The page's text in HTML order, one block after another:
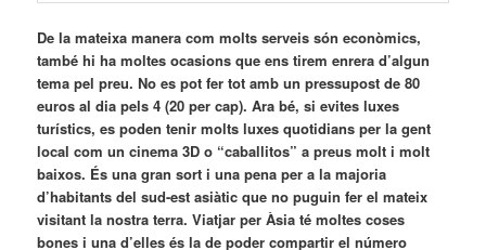
De la mateixa manera com molts serveis són econòmics,
també hi ha moltes ocasions que ens tirem enrera d’algun
tema pel preu. No es pot fer tot amb un pressupost de 80
euros al dia pels 4 (20 per cap). Ara bé, si evites luxes
turístics, es poden tenir molts luxes quotidians per la gent
local com un cinema 3D o “caballitos” a preus molt i molt
baixos. És una gran sort i una pena per a la majoria
d’habitants del sud-est asiàtic que no puguin fer el mateix
visitant la nostra terra. Viatjar per Àsia té moltes coses
bones i una d’elles és la de poder compartir el número